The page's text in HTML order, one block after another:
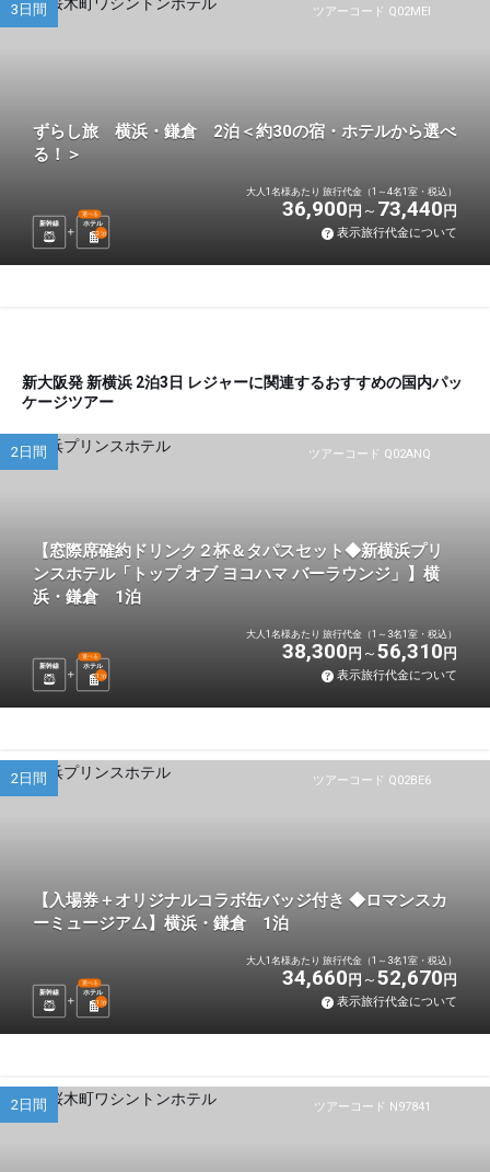
ツアーコード Q02MEI
3日間
ずらし旅 横浜・鎌倉 2泊＜約30の宿・ホテルから選べ
る！＞
新幹線 ホテル
選べる
2泊
大人1名様あたり 旅行代金（1～4名1室・税込）
36,900 円 73,440 円
表示旅行代金について
新大阪発 新横浜 2泊3日 レジャーに関連するおすすめの国内パッ
ケージツアー
ツアーコード Q02ANQ
2日間
【窓際席確約ドリンク２杯＆タパスセット◆新横浜プリ
ンスホテル「トップ オブ ヨコハマ バーラウンジ」】横
浜・鎌倉 1泊
新幹線 ホテル
選べる
1 泊
大人1名様あたり 旅行代金（1～3名1室・税込）
38,300 円 56,310 円
表示旅行代金について
ツアーコード Q02BE6
2日間
【入場券＋オリジナルコラボ缶バッジ付き ◆ロマンスカ
ーミュージアム】横浜・鎌倉 1泊
新幹線 ホテル
選べる
1 泊
大人1名様あたり 旅行代金（1～3名1室・税込）
34,660 円 52,670 円
表示旅行代金について
ツアーコード N97841
2日間